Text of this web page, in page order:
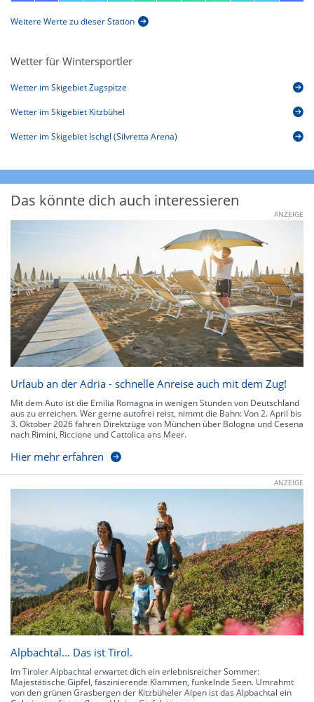
Weitere Werte zu dieser Station
Wetter für Wintersportler
Wetter im Skigebiet Zugspitze
Wetter im Skigebiet Kitzbühel
Wetter im Skigebiet Ischgl (Silvretta Arena)
Das könnte dich auch interessieren
ANZEIGE
Urlaub an der Adria - schnelle Anreise auch mit dem Zug!
Mit dem Auto ist die Emilia Romagna in wenigen Stunden von Deutschland
aus zu erreichen. Wer gerne autofrei reist, nimmt die Bahn: Von 2. April bis
3. Oktober 2026 fahren Direktzüge von München über Bologna und Cesena
nach Rimini, Riccione und Cattolica ans Meer.
Hier mehr erfahren
ANZEIGE
Alpbachtal… Das ist Tirol.
Im Tiroler Alpbachtal erwartet dich ein erlebnisreicher Sommer:
Majestätische Gipfel, faszinierende Klammen, funkelnde Seen. Umrahmt
von den grünen Grasbergen der Kitzbüheler Alpen ist das Alpbachtal ein